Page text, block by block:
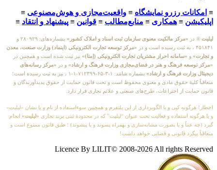
≡ امکانات رزرو نمایشگاه ≡ واقعیت‌مجازی و هوش‌مصنوعی ≡
اپلیکیشن ≡ همکاری ≡ منابع‌مطالب ≡ قوانین ≡ پیشنهاد و انتقاد ≡
لیلیت ® در «مرکز مالکیت معنوی سازمان ثبت اسناد و املاک کشور»
بشماره‌های: ۲۸۰۹۲۹ و
۴۵۱۸۴۱ ، به ثبت رسیده است و در
«مرکز توسعه تجارت الکترونیکی (اینماد) وزارت صنعت، معدن
و تجارت» و «سامانه احراز مشتریان تجارت الکترونیکی (اِمتا)» نیز ثبت شده است و همچنین در
«مرکز توسعه فرهنگ و هنر در فضای‌مجازی وزارت فرهنگ و ارشاد» و در «مرکز رسانه‌های
دیجیتال وزارت فرهنگ و ارشاد»
بشماره شامَد: ۱-۳-۶۵-۷۱۲۳۹۹-۱-۱ ، نیز به ثبت رسیده است؛
متعاقباً کلیهٔ حقوق مادی و معنوی محفوظ است و تحت قانون حمایت از حقوق پدیدآورندگان و
قانون حمایت از اختراعات، طرح‌های صنعتی و علائم تجاری قرار دارد.
اخطار! هرگونه کپی و یا الگوبرداری از این پلتفرم و همچنین سوءاستفاده از نام و یا نشان «لیلیت»
و یا هرگونه استفاده و فعالیت تحت عنوان “لیلیت” که در محدودهٔ ثبتی برند تجاری «لیلیت» انجام
گیرد (چه عیناً و یا بصورت مشابه‌سازی و بهمراه پسوند و یا پیشوند) ؛ طبق قانون ممنوع است و
متعاقباً پیگرد قانونی و قضایی خواهد داشت!
Licence By LILIT© 2008-2026 All rights Reserved